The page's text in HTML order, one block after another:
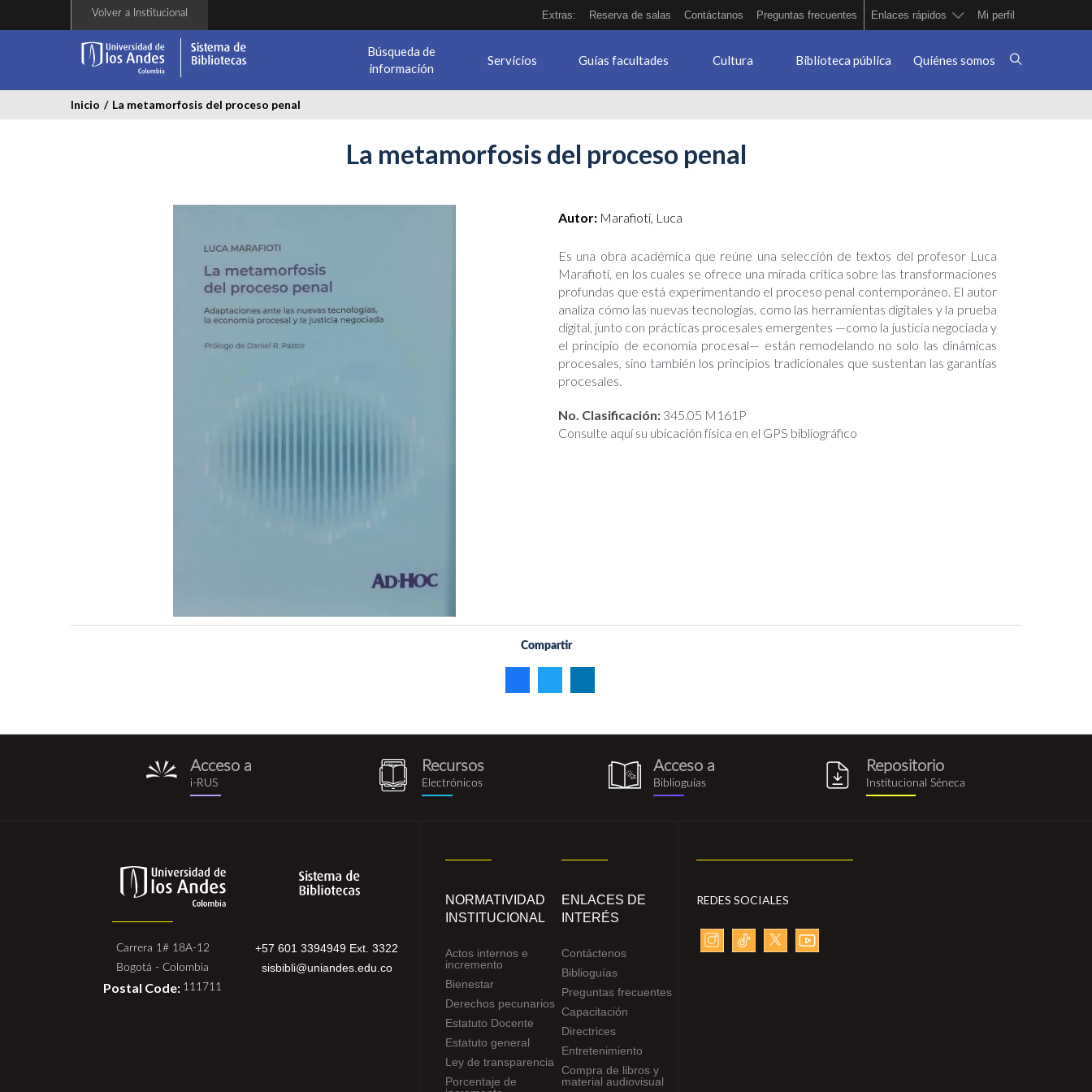
Volver a Institucional Extras: Reserva de salas Contáctanos Preguntas frecuentes Enlaces rápidos Mi perfil
Búsqueda de
información
Servicios Guías facultades Cultura Biblioteca pública Quiénes somos
Inicio / La metamorfosis del proceso penal
La metamorfosis del proceso penal
Autor: Marafioti, Luca
Es una obra académica que reúne una selección de textos del profesor Luca
Marafioti, en los cuales se ofrece una mirada crítica sobre las transformaciones
profundas que está experimentando el proceso penal contemporáneo. El autor
analiza cómo las nuevas tecnologías, como las herramientas digitales y la prueba
digital, junto con prácticas procesales emergentes —como la justicia negociada y
el principio de economía procesal— están remodelando no solo las dinámicas
procesales, sino también los principios tradicionales que sustentan las garantías
procesales.
No. Clasificación: 345.05 M161P
Consulte aquí su ubicación física en el GPS bibliográfico
Compartir
i-
rus.png
Acceso a
i-RUS recursos_electronicos.png
Recursos
Electrónicos biblioguia.png
Acceso a
Biblioguías
Repositorio
Institucional Séneca
Carrera 1# 18A-12
Bogotá - Colombia
Postal Code: 111711
+57 601 3394949 Ext. 3322
sisbibli@uniandes.edu.co
NORMATIVIDAD
INSTITUCIONAL
Actos internos e
incremento
Bienestar
Derechos pecunarios
Estatuto Docente
Estatuto general
Ley de transparencia
Porcentaje de
ENLACES DE
INTERÉS
Contáctenos
Biblioguías
Preguntas frecuentes
Capacitación
Directrices
Entretenimiento
Compra de libros y
material audiovisual
REDES SOCIALES